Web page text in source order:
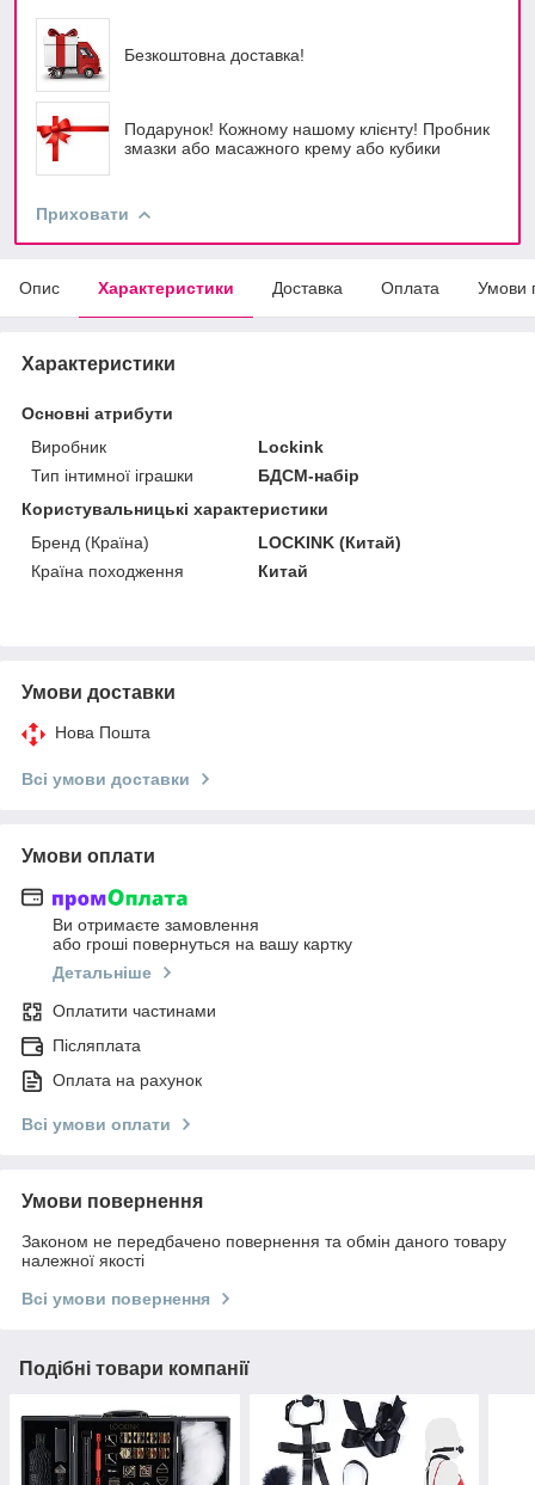
Безкоштовна доставка!
Подарунок! Кожному нашому клієнту! Пробник
змазки або масажного крему або кубики
Приховати
Опис Характеристики Доставка Оплата Умови
Характеристики
Основні атрибути
Виробник
Lockink
Тип інтимної іграшки
БДСМ-набір
Користувальницькі характеристики
Бренд (Країна)
LOCKINK (Китай)
Країна походження
Китай
Умови доставки
Нова Пошта
Всі умови доставки
Умови оплати
Ви отримаєте замовлення
або гроші повернуться на вашу картку
Детальніше
Оплатити частинами
Післяплата
Оплата на рахунок
Всі умови оплати
Умови повернення
Законом не передбачено повернення та обмін даного товару
належної якості
Всі умови повернення
Подібні товари компанії